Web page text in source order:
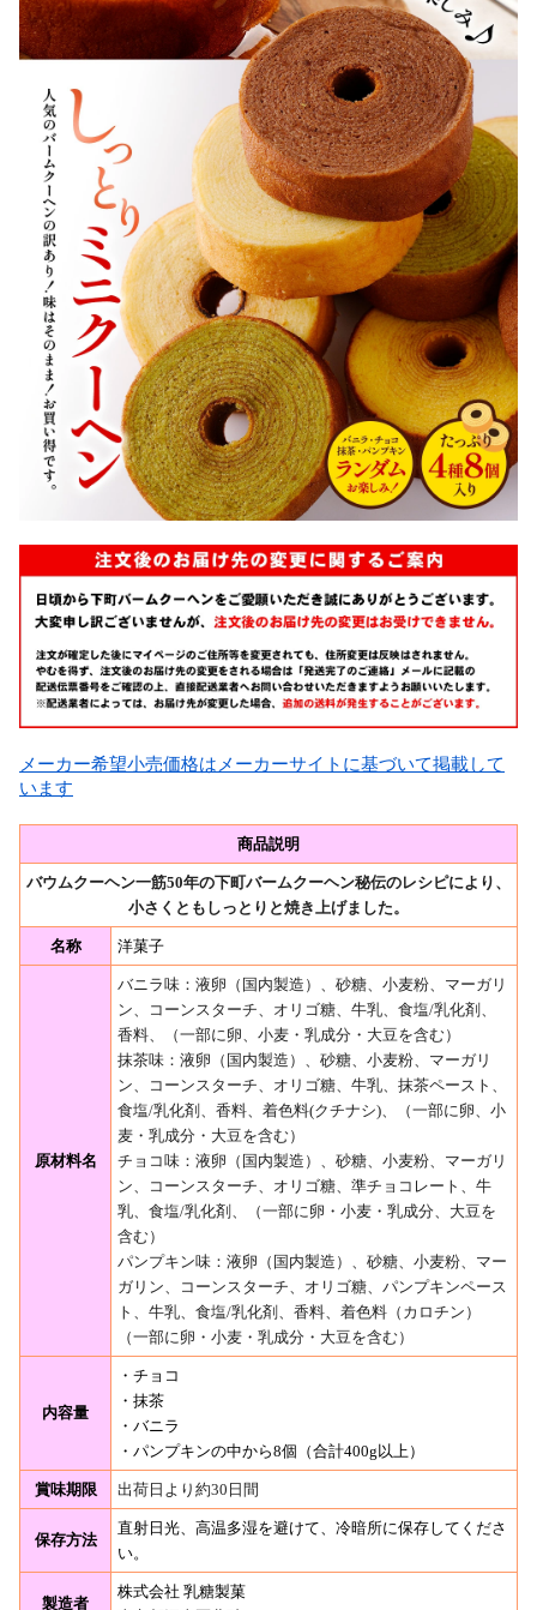
メーカー希望小売価格はメーカーサイトに基づいて掲載して
います
商品説明
バウムクーヘン一筋50年の下町バームクーヘン秘伝のレシピにより、
小さくともしっとりと焼き上げました。
名称 洋菓子
原材料名
バニラ味：液卵（国内製造）、砂糖、小麦粉、マーガリ
ン、コーンスターチ、オリゴ糖、牛乳、食塩/乳化剤、
香料、（一部に卵、小麦・乳成分・大豆を含む）
抹茶味：液卵（国内製造）、砂糖、小麦粉、マーガリ
ン、コーンスターチ、オリゴ糖、牛乳、抹茶ペースト、
食塩/乳化剤、香料、着色料(クチナシ)、（一部に卵、小
麦・乳成分・大豆を含む）
チョコ味：液卵（国内製造）、砂糖、小麦粉、マーガリ
ン、コーンスターチ、オリゴ糖、準チョコレート、牛
乳、食塩/乳化剤、（一部に卵・小麦・乳成分、大豆を
含む）
パンプキン味：液卵（国内製造）、砂糖、小麦粉、マー
ガリン、コーンスターチ、オリゴ糖、パンプキンペース
ト、牛乳、食塩/乳化剤、香料、着色料（カロチン）
（一部に卵・小麦・乳成分・大豆を含む）
内容量
・チョコ
・抹茶
・バニラ
・パンプキンの中から8個（合計400g以上）
賞味期限 出荷日より約30日間
保存方法
直射日光、高温多湿を避けて、冷暗所に保存してくださ
い。
製造者
株式会社 乳糖製菓